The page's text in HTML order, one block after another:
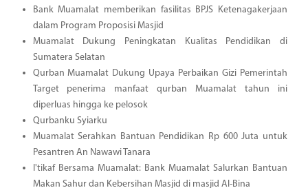
Bank Muamalat memberikan fasilitas BPJS Ketenagakerjaan
dalam Program Proposisi Masjid
Muamalat Dukung Peningkatan Kualitas Pendidikan di
Sumatera Selatan
Qurban Muamalat Dukung Upaya Perbaikan Gizi Pemerintah
Target penerima manfaat qurban Muamalat tahun ini
diperluas hingga ke pelosok
Qurbanku Syiarku
Muamalat Serahkan Bantuan Pendidikan Rp 600 Juta untuk
Pesantren An Nawawi Tanara
I'tikaf Bersama Muamalat: Bank Muamalat Salurkan Bantuan
Makan Sahur dan Kebersihan Masjid di masjid Al-Bina